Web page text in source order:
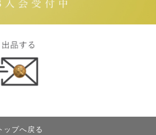
ップへ戻る